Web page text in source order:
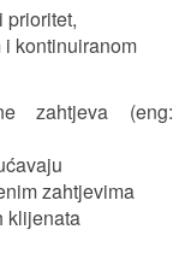
prioritet,
kontinuiranom
zahtjeva (eng:
zahtjevima
klijenata